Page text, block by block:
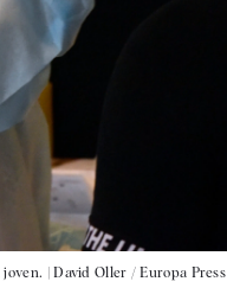
joven. |David Oller / Europa Press